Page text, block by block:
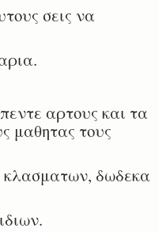
σεις να
αρτους και τα
μαθητας τους
κλασματων, δωδεκα